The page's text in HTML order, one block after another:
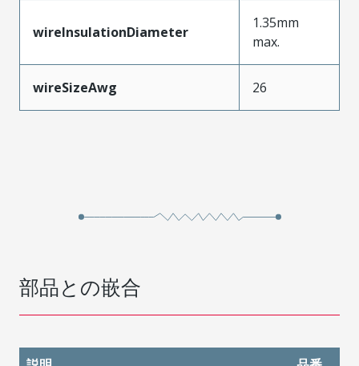
wireInsulationDiameter
1.35mm
max.
wireSizeAwg 26
部品との嵌合